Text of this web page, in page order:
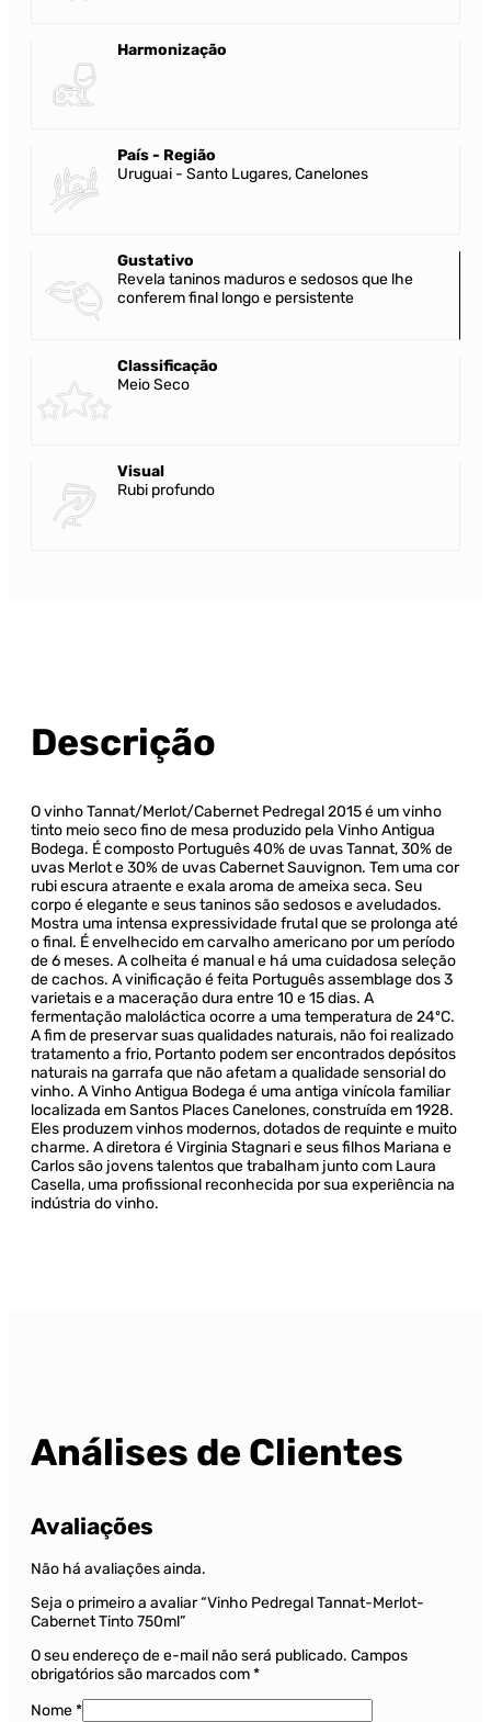
Harmonização
País - Região
Uruguai - Santo Lugares, Canelones
Gustativo
Revela taninos maduros e sedosos que lhe
conferem final longo e persistente
Classificação
Meio Seco
Visual
Rubi profundo
Descrição
O vinho Tannat/Merlot/Cabernet Pedregal 2015 é um vinho
tinto meio seco fino de mesa produzido pela Vinho Antigua
Bodega. É composto Português 40% de uvas Tannat, 30% de
uvas Merlot e 30% de uvas Cabernet Sauvignon. Tem uma cor
rubi escura atraente e exala aroma de ameixa seca. Seu
corpo é elegante e seus taninos são sedosos e aveludados.
Mostra uma intensa expressividade frutal que se prolonga até
o final. É envelhecido em carvalho americano por um período
de 6 meses. A colheita é manual e há uma cuidadosa seleção
de cachos. A vinificação é feita Português assemblage dos 3
varietais e a maceração dura entre 10 e 15 dias. A
fermentação maloláctica ocorre a uma temperatura de 24ºC.
A fim de preservar suas qualidades naturais, não foi realizado
tratamento a frio, Portanto podem ser encontrados depósitos
naturais na garrafa que não afetam a qualidade sensorial do
vinho. A Vinho Antigua Bodega é uma antiga vinícola familiar
localizada em Santos Places Canelones, construída em 1928.
Eles produzem vinhos modernos, dotados de requinte e muito
charme. A diretora é Virginia Stagnari e seus filhos Mariana e
Carlos são jovens talentos que trabalham junto com Laura
Casella, uma profissional reconhecida por sua experiência na
indústria do vinho.
Análises de Clientes
Avaliações
Não há avaliações ainda.
Seja o primeiro a avaliar “Vinho Pedregal Tannat-Merlot-
Cabernet Tinto 750ml”
O seu endereço de e-mail não será publicado. Campos
obrigatórios são marcados com*
Nome*